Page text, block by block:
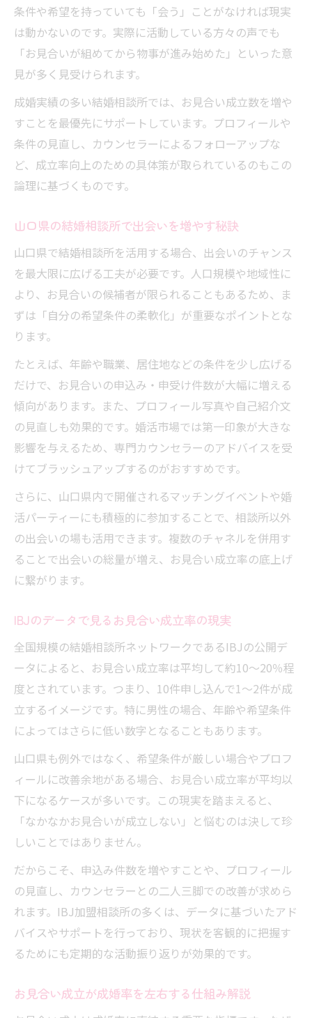
プロフィールで差がつくお見合い成立率の
秘密
年齢とお見合い成立の関係を結婚相談所目
線で解説
写真や自己PRが与える印象と改善ポイント
山口県でお見合いが成立しない現実的な要
因
山口県で婚活成功へ一歩踏み出す方法
山口県で結婚相談所を選ぶ際のチェックポ
40代50代が山口県で婚活を成功させる方法
結婚相談所とマッチングイベントの使い分
け方
プロフィール改善で可能性を広げるコツ
写真と自己PRが成婚率に与える影響分析
年代別プロフィール改善でお見合い成立率
アップ
結婚相談所で避けたいNGプロフィール例
山口県の婚活で有効な自己PRポイント解説
行動量が成婚を左右する理由に迫る
結婚相談所での活動量と成婚率の相関を解
説
申し込み数とお見合い成立数の現実的な目
安
成婚に近づくための継続的な活動習慣とは
断られても前進できる結婚相談所活用法
条件や希望を持っていても「会う」ことがなければ現実
は動かないのです。実際に活動している方々の声でも
「お見合いが組めてから物事が進み始めた」といった意
見が多く見受けられます。
成婚実績の多い結婚相談所では、お見合い成立数を増や
すことを最優先にサポートしています。プロフィールや
条件の見直し、カウンセラーによるフォローアップな
ど、成立率向上のための具体策が取られているのもこの
論理に基づくものです。
山口県の結婚相談所で出会いを増やす秘訣
山口県で結婚相談所を活用する場合、出会いのチャンス
を最大限に広げる工夫が必要です。人口規模や地域性に
より、お見合いの候補者が限られることもあるため、ま
ずは「自分の希望条件の柔軟化」が重要なポイントとな
ります。
たとえば、年齢や職業、居住地などの条件を少し広げる
だけで、お見合いの申込み・申受け件数が大幅に増える
傾向があります。また、プロフィール写真や自己紹介文
の見直しも効果的です。婚活市場では第一印象が大きな
影響を与えるため、専門カウンセラーのアドバイスを受
けてブラッシュアップするのがおすすめです。
さらに、山口県内で開催されるマッチングイベントや婚
活パーティーにも積極的に参加することで、相談所以外
の出会いの場も活用できます。複数のチャネルを併用す
ることで出会いの総量が増え、お見合い成立率の底上げ
に繋がります。
IBJのデータで見るお見合い成立率の現実
全国規模の結婚相談所ネットワークであるIBJの公開デ
ータによると、お見合い成立率は平均して約10～20％程
度とされています。つまり、10件申し込んで1～2件が成
立するイメージです。特に男性の場合、年齢や希望条件
によってはさらに低い数字となることもあります。
山口県も例外ではなく、希望条件が厳しい場合やプロフ
ィールに改善余地がある場合、お見合い成立率が平均以
下になるケースが多いです。この現実を踏まえると、
「なかなかお見合いが成立しない」と悩むのは決して珍
しいことではありません。
だからこそ、申込み件数を増やすことや、プロフィール
の見直し、カウンセラーとの二人三脚での改善が求めら
れます。IBJ加盟相談所の多くは、データに基づいたアド
バイスやサポートを行っており、現状を客観的に把握す
るためにも定期的な活動振り返りが効果的です。
お見合い成立が成婚率を左右する仕組み解説